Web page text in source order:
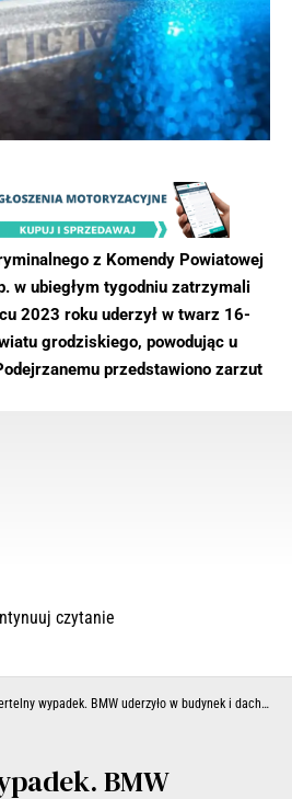
z Komendy Powiatowej
w ubiegłym tygodniu zatrzymali
2023 roku uderzył w twarz 16-
grodziskiego, powodując u
przedstawiono zarzut
czytanie
wypadek. BMW uderzyło w budynek i dachowało. Zginął młody kierowca, 16-latka została ranna (ZDJĘCIA)
BMW